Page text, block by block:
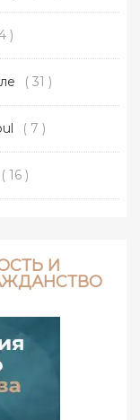
)
( 31 )
( 7 )
( 16 )
И